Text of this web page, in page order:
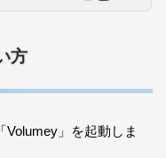
方
Volumey」を起動しま